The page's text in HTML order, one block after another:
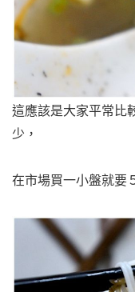
這應該是大家平常比
少，
在市場買一小盤就要